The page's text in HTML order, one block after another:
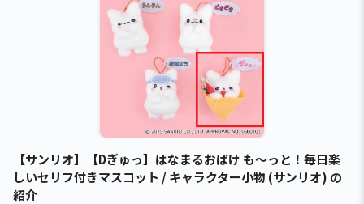
【サンリオ】【Dぎゅっ】はなまるおばけ も～っと！毎日楽
しいセリフ付きマスコット / キャラクター小物 (サンリオ) の
紹介